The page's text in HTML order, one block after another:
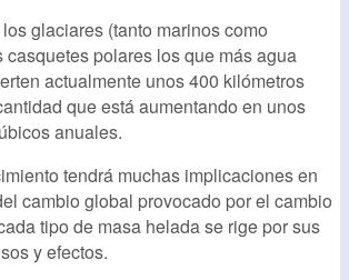
glaciares (tanto marinos como
casquetes polares los que más agua
actualmente unos 400 kilómetros
que está aumentando en unos
anuales.
tendrá muchas implicaciones en
cambio global provocado por el cambio
tipo de masa helada se rige por sus
y efectos.